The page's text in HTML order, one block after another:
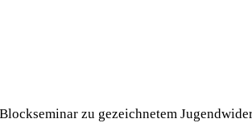
zu gezeichnetem